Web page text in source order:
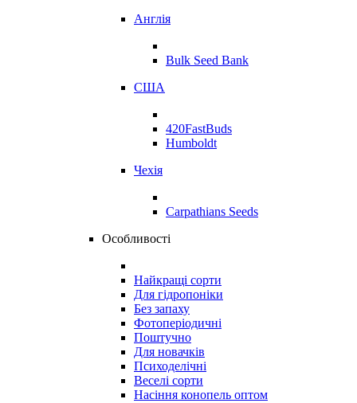
Англія
Bulk Seed Bank
США
420FastBuds
Humboldt
Чехія
Carpathians Seeds
Особливості
Найкращі сорти
Для гідропоніки
Без запаху
Фотоперіодичні
Поштучно
Для новачків
Психоделічні
Веселі сорти
Насіння конопель оптом